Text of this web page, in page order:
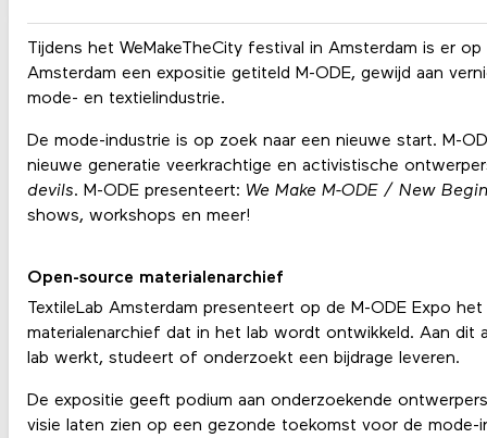
Tijdens het WeMakeTheCity festival in Amsterdam is er
Amsterdam een expositie getiteld M-ODE, gewijd aan
mode- en textielindustrie.
De mode-industrie is op zoek naar een nieuwe start. M-
nieuwe generatie veerkrachtige en activistische
devils. M-ODE presenteert: We Make M-ODE / New
shows, workshops en meer!
Open-source materialenarchief
TextileLab Amsterdam presenteert op de M-ODE Expo
materialenarchief dat in het lab wordt ontwikkeld. Aan dit
lab werkt, studeert of onderzoekt een bijdrage leveren.
De expositie geeft podium aan onderzoekende
visie laten zien op een gezonde toekomst voor de mode-